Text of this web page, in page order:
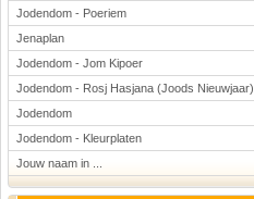
Jodendom - Poeriem
Jenaplan
Jodendom - Jom Kipoer
Jodendom - Rosj Hasjana (Joods Nieuwjaar)
Jodendom
Jodendom - Kleurplaten
Jouw naam in ...